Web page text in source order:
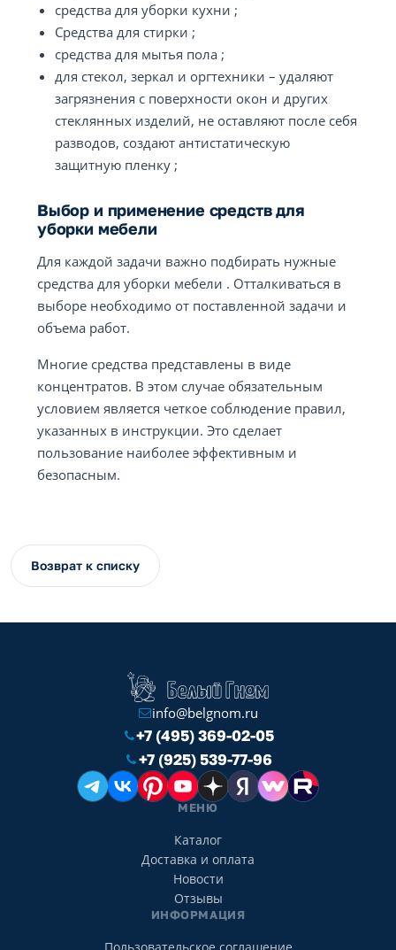
средства для уборки кухни ;
Средства для стирки ;
средства для мытья пола ;
для стекол, зеркал и оргтехники – удаляют
загрязнения с поверхности окон и других
стеклянных изделий, не оставляют после себя
разводов, создают антистатическую
защитную пленку ;
Выбор и применение средств для
уборки мебели
Для каждой задачи важно подбирать нужные
средства для уборки мебели . Отталкиваться в
выборе необходимо от поставленной задачи и
объема работ.
Многие средства представлены в виде
концентратов. В этом случае обязательным
условием является четкое соблюдение правил,
указанных в инструкции. Это сделает
пользование наиболее эффективным и
безопасным.
Возврат к списку
info@belgnom.ru
+7 (495) 369-02-05
+7 (925) 539-77-96
МЕНЮ
Каталог
Доставка и оплата
Новости
Отзывы
ИНФОРМАЦИЯ